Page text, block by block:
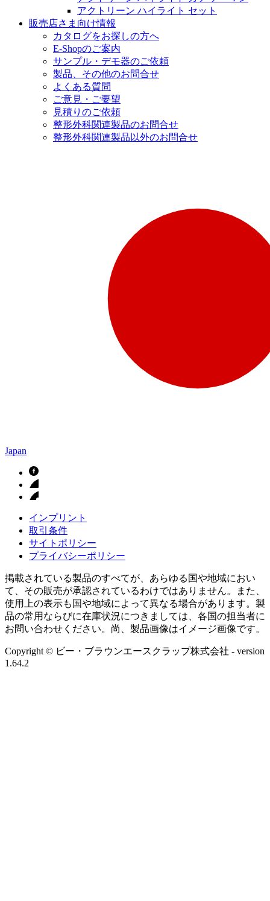
アクトリーン ハイライト セット
販売店さま向け情報
カタログをお探しの方へ
E-Shopのご案内
サンプル・デモ器のご依頼
製品、その他のお問合せ
よくある質問
ご意見・ご要望
見積りのご依頼
整形外科関連製品のお問合せ
整形外科関連製品以外のお問合せ
Japan
インプリント
取引条件
サイトポリシー
プライバシーポリシー
掲載されている製品のすべてが、あらゆる国や地域におい
て、その販売が承認されているわけではありません。また、
使用上の表示も国や地域によって異なる場合があります。製
品の常用ならびに在庫状況につきましては、各国の担当者に
お問い合わせください。尚、製品画像はイメージ画像です。
Copyright © ビー・ブラウンエースクラップ株式会社 - version
1.64.2